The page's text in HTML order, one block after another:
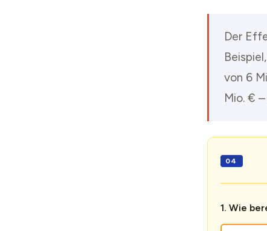
Der
von 6
Mio. €
Wie